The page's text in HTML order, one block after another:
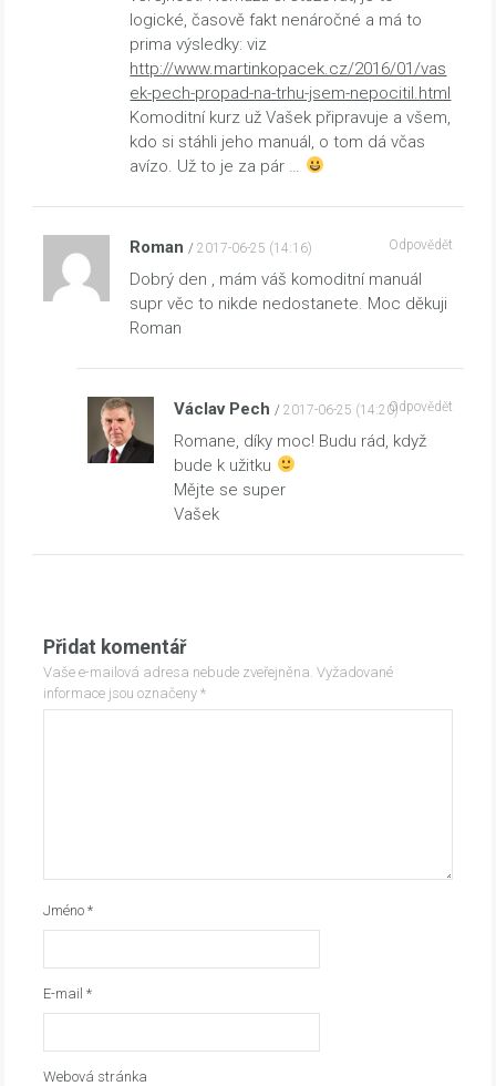
logické, časově fakt nenáročné a má to
prima výsledky: viz
http://www.martinkopacek.cz/2016/01/vas
ek-pech-propad-na-trhu-jsem-nepocitil.html
Komoditní kurz už Vašek připravuje a všem,
kdo si stáhli jeho manuál, o tom dá včas
avízo. Už to je za pár …
Roman 2017-06-25 (14:16)
Dobrý den , mám váš komoditní manuál
supr věc to nikde nedostanete. Moc děkuji
Roman
Odpovědět
Václav Pech 2017-06-25 (14:20)
Romane, díky moc! Budu rád, když
bude k užitku
Mějte se super
Vašek
Odpovědět
Přidat komentář
Vaše e-mailová adresa nebude zveřejněna. Vyžadované
informace jsou označeny*
Jméno*
E-mail*
Webová stránka